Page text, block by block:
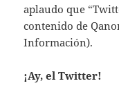
aplaudo que
contenido de
Información).
¡Ay, el Twitter!